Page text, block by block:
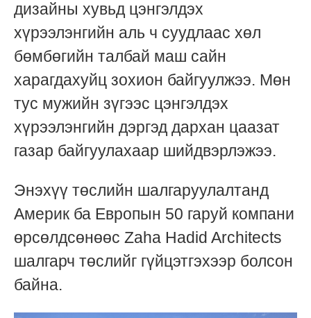
дизайны хувьд цэнгэлдэх
хүрээлэнгийн аль ч суудлаас хөл
бөмбөгийн талбай маш сайн
харагдахуйц зохион байгуулжээ. Мөн
тус мужийн зүгээс цэнгэлдэх
хүрээлэнгийн дэргэд дархан цаазат
газар байгуулахаар шийдвэрлэжээ.
Энэхүү төслийн шалгаруулалтанд
Америк ба Европын 50 гаруй компани
өрсөлдсөнөөс Zaha Hadid Architects
шалгарч төслийг гүйцэтгэхээр болсон
байна.